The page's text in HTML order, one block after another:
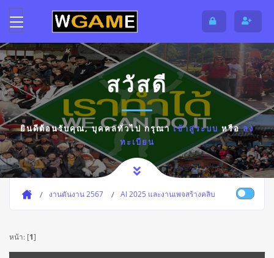
สวัสดี
ยินดีต้อนรับคุณ,บุคคลทั่วไปกรุณาเข้าสู่ระบบหรือลง
ทะเบียน
งานดันงาน 2567 AI 2025 และงานเพจสร้างคลิบ
หน้า: [1]